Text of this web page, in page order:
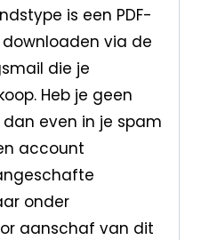
is een PDF-
downloaden via de
die je
Heb je geen
even in je spam
account
onder
aanschaf van dit